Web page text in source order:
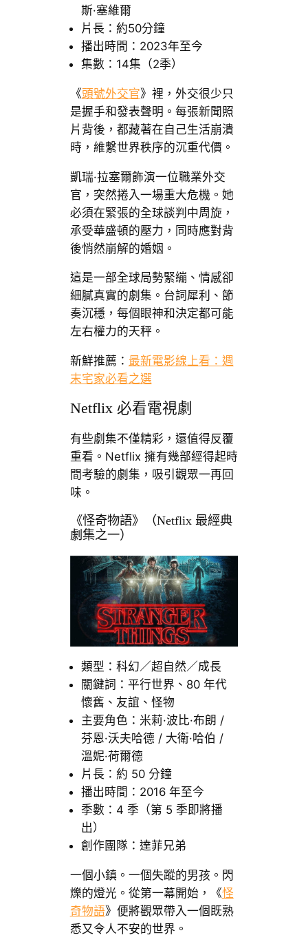
斯·塞維爾
片長：約50分鐘
播出時間：2023年至今
集數：14集（2季）
《頭號外交官》裡，外交很少只
是握手和發表聲明。每張新聞照
片背後，都藏著在自己生活崩潰
時，維繫世界秩序的沉重代價。
凱瑞·拉塞爾飾演一位職業外交
官，突然捲入一場重大危機。她
必須在緊張的全球談判中周旋，
承受華盛頓的壓力，同時應對背
後悄然崩解的婚姻。
這是一部全球局勢緊繃、情感卻
細膩真實的劇集。台詞犀利、節
奏沉穩，每個眼神和決定都可能
左右權力的天秤。
新鮮推薦： 最新電影線上看：週
末宅家必看之選
Netflix 必看電視劇
有些劇集不僅精彩，還值得反覆
重看。Netflix 擁有幾部經得起時
間考驗的劇集，吸引觀眾一再回
味。
《怪奇物語》（Netflix 最經典
劇集之一）
類型：科幻／超自然／成長
關鍵詞：平行世界、80 年代
懷舊、友誼、怪物
主要角色：米莉·波比·布朗 /
芬恩·沃夫哈德 / 大衛·哈伯 /
溫妮·荷爾德
片長：約 50 分鐘
播出時間：2016 年至今
季數：4 季（第 5 季即將播
出）
創作團隊：達菲兄弟
一個小鎮。一個失蹤的男孩。閃
爍的燈光。從第一幕開始，《怪
奇物語》便將觀眾帶入一個既熟
悉又令人不安的世界。